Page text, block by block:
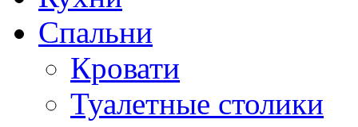
Спальни
Кровати
Туалетные столики